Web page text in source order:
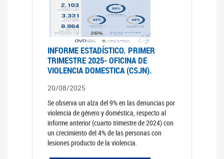
INFORME ESTADÍSTICO. PRIMER
TRIMESTRE 2025- OFICINA DE
VIOLENCIA DOMESTICA (CSJN).
20/08/2025
Se observa un alza del 9% en las denuncias por
violencia de género y doméstica, respecto al
informe anterior (cuarto trimestre de 2024) con
un crecimiento del 4% de las personas con
lesiones producto de la violencia.